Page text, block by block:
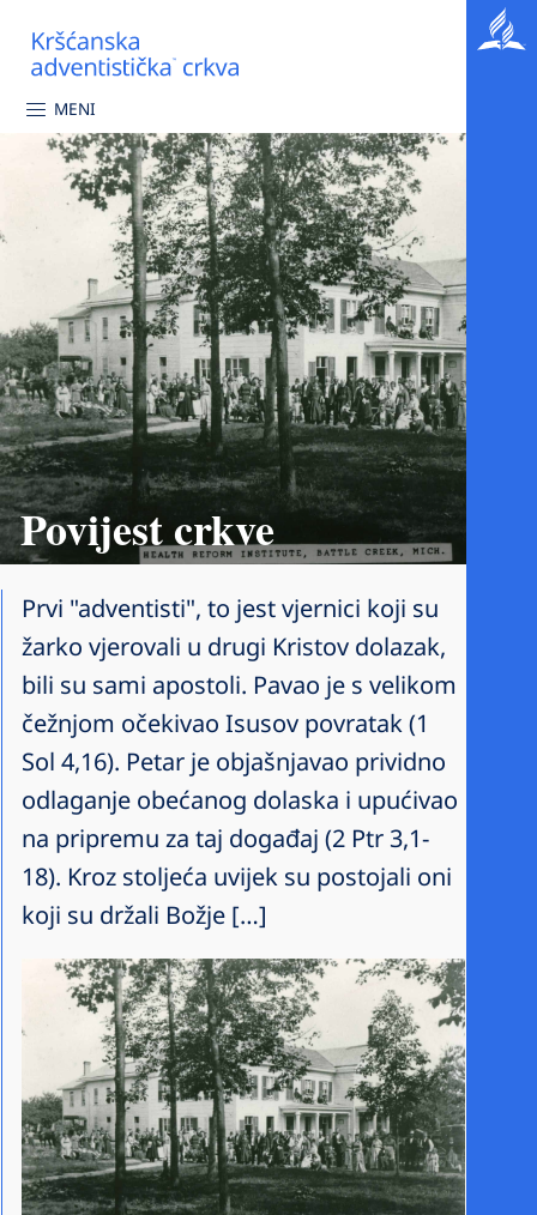
MENI
Povijest crkve
Prvi "adventisti", to jest vjernici koji su
žarko vjerovali u drugi Kristov dolazak,
bili su sami apostoli. Pavao je s velikom
čežnjom očekivao Isusov povratak (1
Sol 4,16). Petar je objašnjavao prividno
odlaganje obećanog dolaska i upućivao
na pripremu za taj događaj (2 Ptr 3,1-
18). Kroz stoljeća uvijek su postojali oni
koji su držali Božje […]